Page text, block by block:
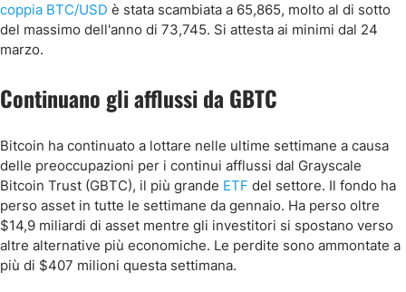
coppia BTC/USD è stata scambiata a 65,865, molto al di sotto
del massimo dell'anno di 73,745. Si attesta ai minimi dal 24
marzo.
Continuano gli afflussi da GBTC
Bitcoin ha continuato a lottare nelle ultime settimane a causa
delle preoccupazioni per i continui afflussi dal Grayscale
Bitcoin Trust (GBTC), il più grande ETF del settore. Il fondo ha
perso asset in tutte le settimane da gennaio. Ha perso oltre
$14,9 miliardi di asset mentre gli investitori si spostano verso
altre alternative più economiche. Le perdite sono ammontate a
più di $407 milioni questa settimana.